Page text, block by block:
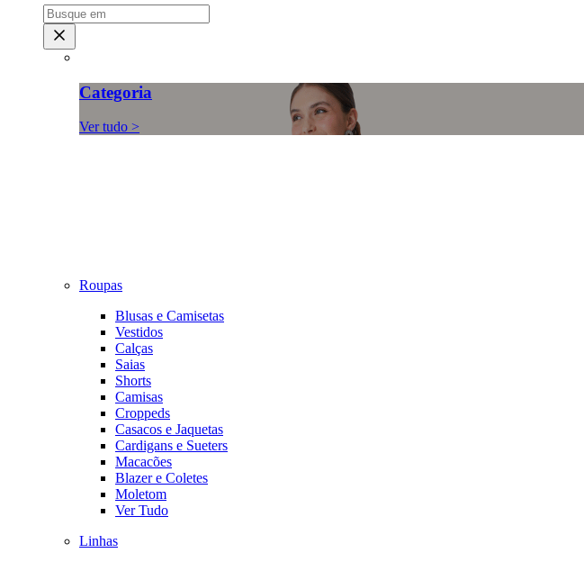
Categoria
Ver tudo >
Roupas
Blusas e Camisetas
Vestidos
Calças
Saias
Shorts
Camisas
Croppeds
Casacos e Jaquetas
Cardigans e Sueters
Macacões
Blazer e Coletes
Moletom
Ver Tudo
Linhas